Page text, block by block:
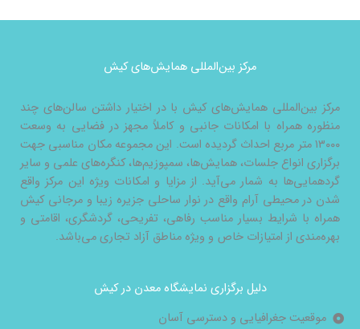
مرکز بین‌المللی همایش‌های کیش
مرکز بین‌المللی همایش‌های کیش با در اختیار داشتن سالن‌های چند
منظوره همراه با امکانات جانبی و کاملاً مجهز در فضایی بهوسعت
۱۳۰۰۰ متر مربع
احداث گردیده است. این مجموعه مکان مناسبی جهت
برگزاری انواع جلسات، همایش‌ها، سمپوزیم‌ها، کنگره‌های علمی و سایر
گردهمایی‌ها به شمار می‌آید. از مزایا و امکانات ویژه این مرکز واقع
شدن در محیطی آرام واقع در نوار ساحلی جزیره زیبا و مرجانی کیش
همراه با شرایط بسیار مناسب رفاهی، تفریحی، گردشگری، اقامتی و
بهره‌مندی از امتیازات خاص و ویژه مناطق آزاد تجاری می‌باشد.
دلیل برگزاری نمایشگاه معدن در کیش
موقعیت جغرافیایی و دسترسی آسان